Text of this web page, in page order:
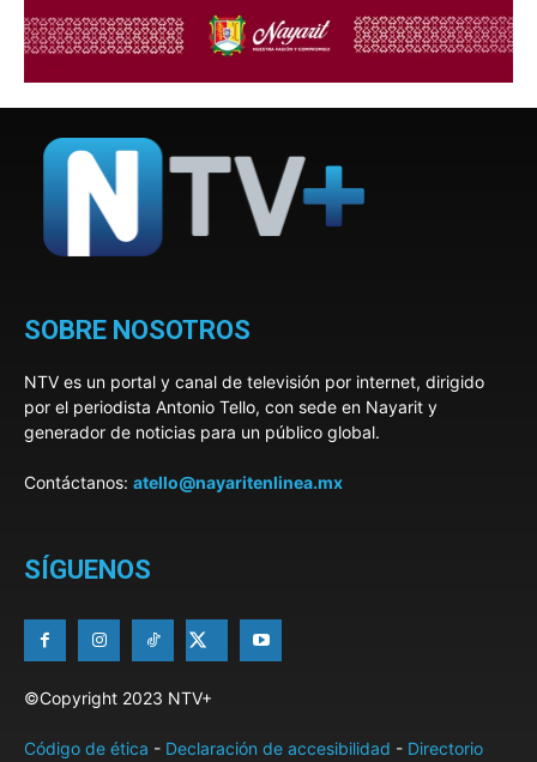
SOBRE NOSOTROS
NTV es un portal y canal de televisión por internet, dirigido
por el periodista Antonio Tello, con sede en Nayarit y
generador de noticias para un público global.
Contáctanos: atello@nayaritenlinea.mx
SÍGUENOS
©Copyright 2023 NTV+
Código de ética - Declaración de accesibilidad - Directorio